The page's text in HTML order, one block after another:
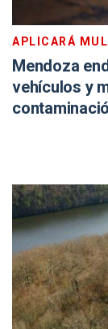
APLICARÁ
Mendoza
vehículos y